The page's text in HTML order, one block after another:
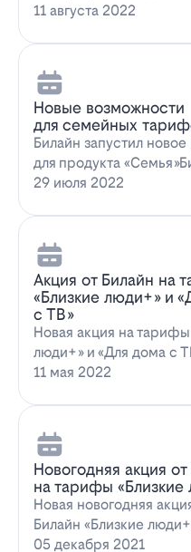
дома 100 с…
11 августа 2022
Новые возможности
для семейных
Билайн запустил
для продукта
объявил о запуске
29 июля 2022
Акция от Билайн на
«Близкие люди+» и
с ТВ»
Новая акция на тарифы
люди+» и «Для дома с
предлагает выг…
11 мая 2022
Новогодняя акция
на тарифы «Близкие
Новая новогодняя
Билайн «Близкие
предлагает новогоднее
05 декабря 2021